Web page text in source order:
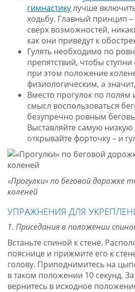
гимнастикулучше
ходьбу. Главный принцип –
сверх возможностей,
как они приведут к
Гулять необходимо по
препятствий, чтобы
при этом положение
физиологическим, а
Вместо прогулок по полям
смысл воспользоваться
безупречно ровным
Выставляйте самую низкую
открывайте форточку – и
«Прогулки» по беговой дорожке
коленей
УПРАЖНЕНИЯ ДЛЯ
1. Приседания в положении
Встаньте спиной к стене.
пояснице и прижмите его к
голову. Приподнимитесь на
в таком положении 10 секунд.
вернитесь в исходное